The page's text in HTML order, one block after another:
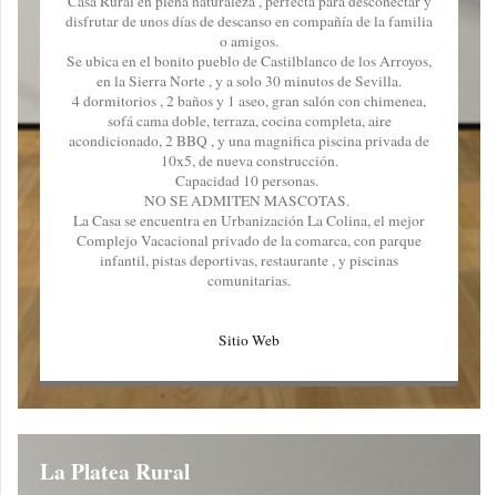
disfrutar de unos días de descanso en compañía de la familia
o amigos.
Se ubica en el bonito pueblo de Castilblanco de los Arroyos,
en la Sierra Norte , y a solo 30 minutos de Sevilla.
4 dormitorios , 2 baños y 1 aseo, gran salón con chimenea,
sofá cama doble, terraza, cocina completa, aire
acondicionado, 2 BBQ , y una magnifica piscina privada de
10x5, de nueva construcción.
Capacidad 10 personas.
NO SE ADMITEN MASCOTAS.
La Casa se encuentra en Urbanización La Colina, el mejor
Complejo Vacacional privado de la comarca, con parque
infantil, pistas deportivas, restaurante , y piscinas
comunitarias.
Sitio Web
La Platea Rural